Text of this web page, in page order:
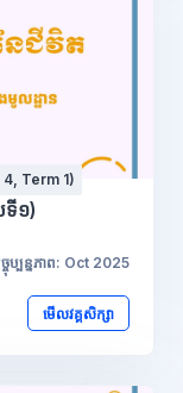
ប៉ងដោយចេតនា
ាមរយៈការផ្តល់
ាចជាការពិត
ង្គការ ឬប្រទេស
រវាងរដ្ឋាភិបាល
ាយ ដែលអាច
ជន។
Term 1)
ទី១)
ច្ចុប្បន្នភាព: Oct 2025
មើលវគ្គសិក្សា